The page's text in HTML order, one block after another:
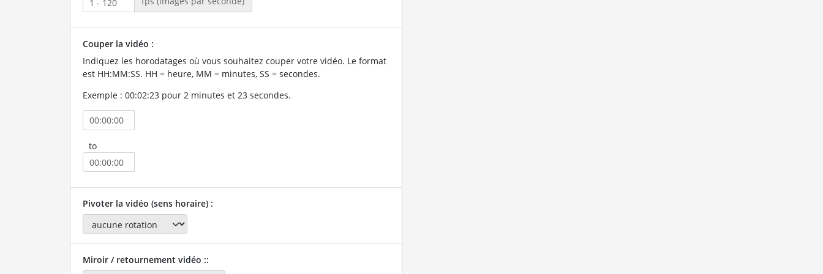
Couper la vidéo :
Indiquez les horodatages où vous souhaitez couper votre vidéo. Le format
est HH:MM:SS. HH = heure, MM = minutes, SS = secondes.
Exemple : 00:02:23 pour 2 minutes et 23 secondes.
to
Pivoter la vidéo (sens horaire) :
Miroir / retournement vidéo ::